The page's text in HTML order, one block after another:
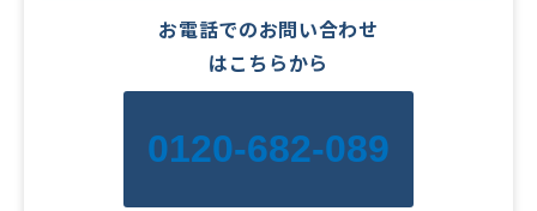
お電話でのお問い合わせ
はこちらから
0120-682-089